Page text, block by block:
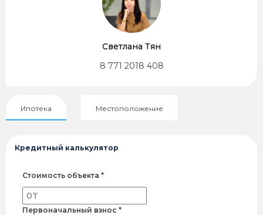
Светлана Тян
8 771 2018 408
Ипотека Местоположение
Кредитный калькулятор
Стоимость объекта *
Первоначальный взнос *